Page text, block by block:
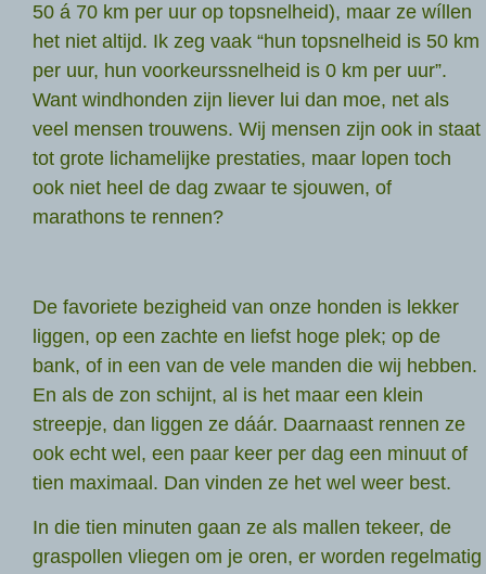
50 á 70 km per uur op topsnelheid), maar ze wíllen
het niet altijd. Ik zeg vaak “hun topsnelheid is 50 km
per uur, hun voorkeurssnelheid is 0 km per uur”.
Want windhonden zijn liever lui dan moe, net als
veel mensen trouwens. Wij mensen zijn ook in staat
tot grote lichamelijke prestaties, maar lopen toch
ook niet heel de dag zwaar te sjouwen, of
marathons te rennen?
De favoriete bezigheid van onze honden is lekker
liggen, op een zachte en liefst hoge plek; op de
bank, of in een van de vele manden die wij hebben.
En als de zon schijnt, al is het maar een klein
streepje, dan liggen ze dáár. Daarnaast rennen ze
ook echt wel, een paar keer per dag een minuut of
tien maximaal. Dan vinden ze het wel weer best.
In die tien minuten gaan ze als mallen tekeer, de
graspollen vliegen om je oren, er worden regelmatig